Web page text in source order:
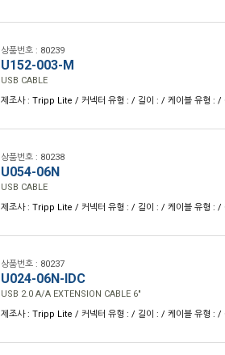
상품번호 : 80239
U152-003-M
USB CABLE
제조사 : Tripp Lite / 커넥터 유형 : / 길이 : / 케이블 유형 : /
상품번호 : 80238
U054-06N
USB CABLE
제조사 : Tripp Lite / 커넥터 유형 : / 길이 : / 케이블 유형 : /
상품번호 : 80237
U024-06N-IDC
USB 2.0 A/A EXTENSION CABLE 6"
제조사 : Tripp Lite / 커넥터 유형 : / 길이 : / 케이블 유형 : /